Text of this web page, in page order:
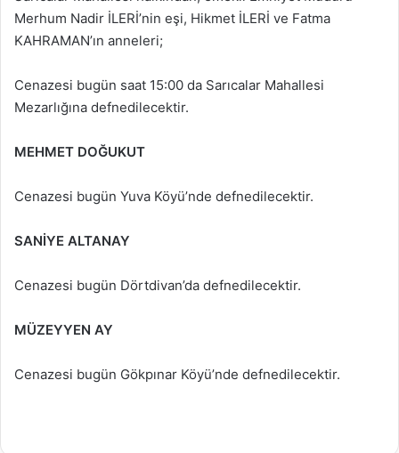
Merhum Nadir İLERİ’nin eşi, Hikmet İLERİ ve Fatma
KAHRAMAN’ın anneleri;
Cenazesi bugün saat 15:00 da Sarıcalar Mahallesi
Mezarlığına defnedilecektir.
MEHMET DOĞUKUT
Cenazesi bugün Yuva Köyü’nde defnedilecektir.
SANİYE ALTANAY
Cenazesi bugün Dörtdivan’da defnedilecektir.
MÜZEYYEN AY
Cenazesi bugün Gökpınar Köyü’nde defnedilecektir.